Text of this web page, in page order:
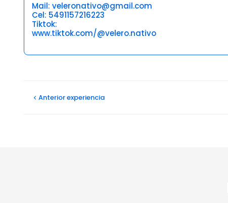
Mail: veleronativo@gmail.com
Cel: 5491157216223
Tiktok:
www.tiktok.com/@velero.nativo
Anteriorexperiencia